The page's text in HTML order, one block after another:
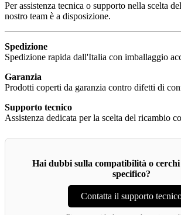
Per assistenza tecnica o supporto nella scelta
nostro team è a disposizione.
Spedizione
Spedizione rapida dall'Italia con imballaggio
Garanzia
Prodotti coperti da garanzia contro difetti di
Supporto tecnico
Assistenza dedicata per la scelta del ricambio
Hai dubbi sulla compatibilità o
specifico?
Contatta il supporto